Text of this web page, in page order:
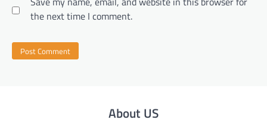
the next time I comment.
About US